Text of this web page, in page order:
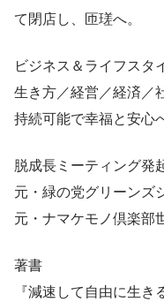
て閉店し、匝瑳へ。
ビジネス＆ライフスタ
生き方／経営／経済／
持続可能で幸福と安心
脱成長ミーティング発
元・緑の党グリーンズ
元・ナマケモノ倶楽部
著書
『減速して自由に生